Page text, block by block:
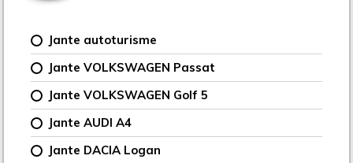
Jante autoturisme
Jante VOLKSWAGEN Passat
Jante VOLKSWAGEN Golf 5
Jante AUDI A4
Jante DACIA Logan